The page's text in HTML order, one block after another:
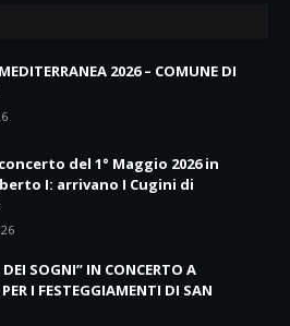
2026 – COMUNE DI
del 1° Maggio 2026 in
I: arrivano I Cugini di
DEI SOGNI” IN CONCERTO A
I FESTEGGIAMENTI DI SAN